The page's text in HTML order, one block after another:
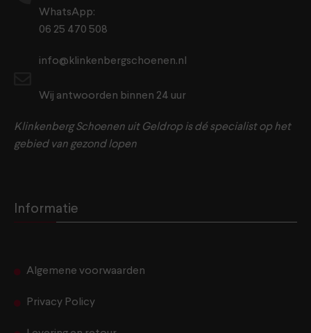
WhatsApp:
06 25 470 508
info@klinkenbergschoenen.nl
Wij antwoorden binnen 24 uur
Klinkenberg Schoenen uit Geldrop is dé specialist op het
gebied van gezond lopen
Informatie
Algemene voorwaarden
Privacy Policy